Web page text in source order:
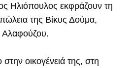
Ηλιόπουλος εκφράζουν τη
της Βίκυς Δούμα,
Αλαφούζου.
οικογένειά της, στη